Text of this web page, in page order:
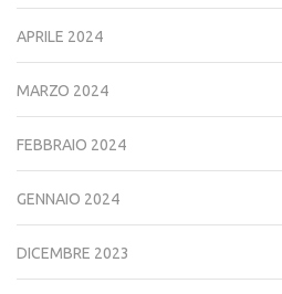
APRILE 2024
MARZO 2024
FEBBRAIO 2024
GENNAIO 2024
DICEMBRE 2023